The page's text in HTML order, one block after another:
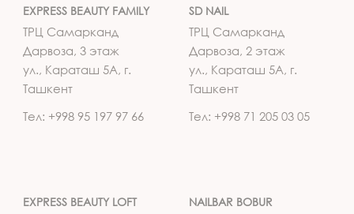
EXPRESS BEAUTY FAMILY
ТРЦ Самарканд
Дарвоза, 3 этаж
ул., Караташ 5А, г.
Ташкент
Тел: +998 95 197 97 66
SD NAIL
ТРЦ Самарканд
Дарвоза, 2 этаж
ул., Караташ 5А, г.
Ташкент
Тел: +998 71 205 03 05
EXPRESS BEAUTY LOFT NAILBAR BOBUR